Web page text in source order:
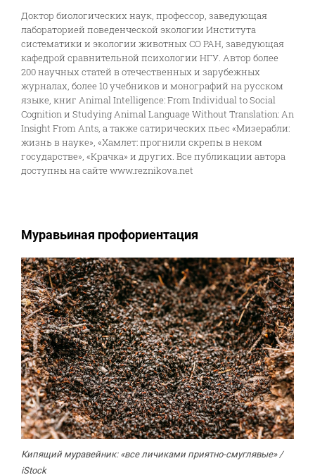
Доктор биологических наук, профессор, заведующая
лабораторией поведенческой экологии Института
систематики и экологии животных СО РАН, заведующая
кафедрой сравнительной психологии НГУ. Автор более
200 научных статей в отечественных и зарубежных
журналах, более 10 учебников и монографий на русском
языке, книг Animal Intelligence: From Individual to Social
Cognition и Studying Animal Language Without Translation: An
Insight From Ants, а также сатирических пьес «Мизерабли:
жизнь в науке», «Хамлет: прогнили скрепы в неком
государстве», «Крачка» и других. Все публикации автора
доступны на сайте www.reznikova.net
Муравьиная профориентация
Кипящий муравейник: «все личиками приятно-смуглявые» /
iStock